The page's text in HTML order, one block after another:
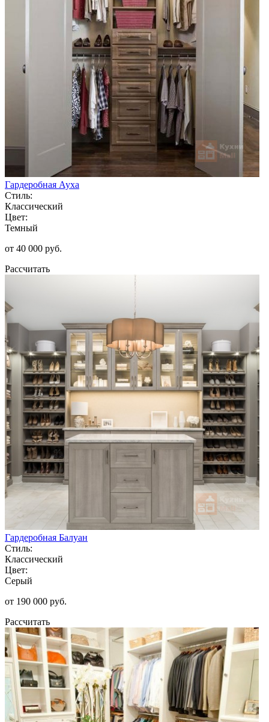
Гардеробная Ауха
Стиль:
Классический
Цвет:
Темный
от 40 000 руб.
Рассчитать
Гардеробная Балуан
Стиль:
Классический
Цвет:
Серый
от 190 000 руб.
Рассчитать